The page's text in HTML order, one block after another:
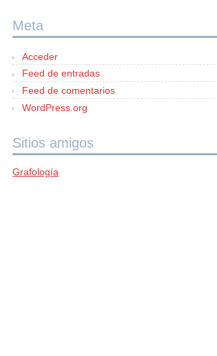
Meta
Acceder
Feed de entradas
Feed de comentarios
WordPress.org
Sitios amigos
Grafología